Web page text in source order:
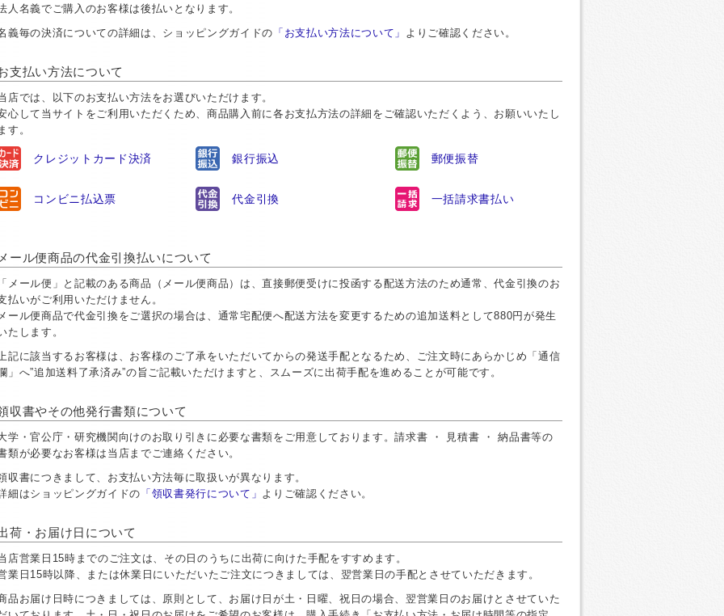
人名義でご購入のお客様は後払いとなります。
義毎の決済についての詳細は、ショッピングガイドの 「お支払い方法について」 よりご確認ください。
支払い方法について
店では、以下のお支払い方法をお選びいただけます。
心して当サイトをご利用いただくため、商品購入前に各お支払方法の詳細をご確認いただくよう、お願いいたし
す。
クレジットカード決済 銀行振込 郵便振替
コンビニ払込票 代金引換 一括請求書払い
ール便商品の代金引換払いについて
メール便」と記載のある商品（メール便商品）は、直接郵便受けに投函する配送方法のため通常、代金引換のお
払いがご利用いただけません。
ール便商品で代金引換をご選択の場合は、通常宅配便へ配送方法を変更するための追加送料として880円が発生
たします。
記に該当するお客様は、お客様のご了承をいただいてからの発送手配となるため、ご注文時にあらかじめ「通信
」へ”追加送料了承済み”の旨ご記載いただけますと、スムーズに出荷手配を進めることが可能です。
収書やその他発行書類について
学・官公庁・研究機関向けのお取り引きに必要な書類をご用意しております。請求書 ・ 見積書 ・ 納品書等の
類が必要なお客様は当店までご連絡ください。
収書につきまして、お支払い方法毎に取扱いが異なります。
細はショッピングガイドの 「領収書発行について」 よりご確認ください。
荷・お届け日について
店営業日15時までのご注文は、その日のうちに出荷に向けた手配をすすめます。
業日15時以降、または休業日にいただいたご注文につきましては、翌営業日の手配とさせていただきます。
品お届け日時につきましては、原則として、お届け日が土・日曜、祝日の場合、翌営業日のお届けとさせていた